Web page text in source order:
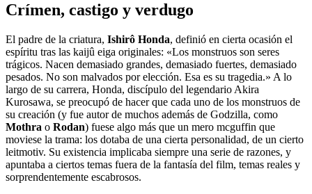
Crímen, castigo y verdugo
El padre de la criatura, Ishirô Honda, definió en cierta ocasión el
espíritu tras las kaijû eiga originales: «Los monstruos son seres
trágicos. Nacen demasiado grandes, demasiado fuertes, demasiado
pesados. No son malvados por elección. Esa es su tragedia.» A lo
largo de su carrera, Honda, discípulo del legendario Akira
Kurosawa, se preocupó de hacer que cada uno de los monstruos de
su creación (y fue autor de muchos además de Godzilla, como
Mothra o Rodan) fuese algo más que un mero mcguffin que
moviese la trama: los dotaba de una cierta personalidad, de un cierto
leitmotiv. Su existencia implicaba siempre una serie de razones, y
apuntaba a ciertos temas fuera de la fantasía del film, temas reales y
sorprendentemente escabrosos.